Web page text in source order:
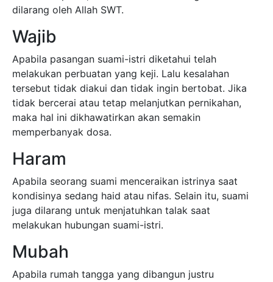
dilarang oleh Allah SWT.
Wajib
Apabila pasangan suami-istri diketahui telah
melakukan perbuatan yang keji. Lalu kesalahan
tersebut tidak diakui dan tidak ingin bertobat. Jika
tidak bercerai atau tetap melanjutkan pernikahan,
maka hal ini dikhawatirkan akan semakin
memperbanyak dosa.
Haram
Apabila seorang suami menceraikan istrinya saat
kondisinya sedang haid atau nifas. Selain itu, suami
juga dilarang untuk menjatuhkan talak saat
melakukan hubungan suami-istri.
Mubah
Apabila rumah tangga yang dibangun justru